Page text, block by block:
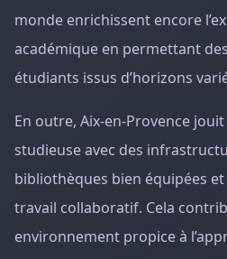
monde enrichissent encore
académique en permettant
étudiants issus d’horizons
En outre, Aix-en-Provence
studieuse avec des
bibliothèques bien équipées et
travail collaboratif. Cela
environnement propice à